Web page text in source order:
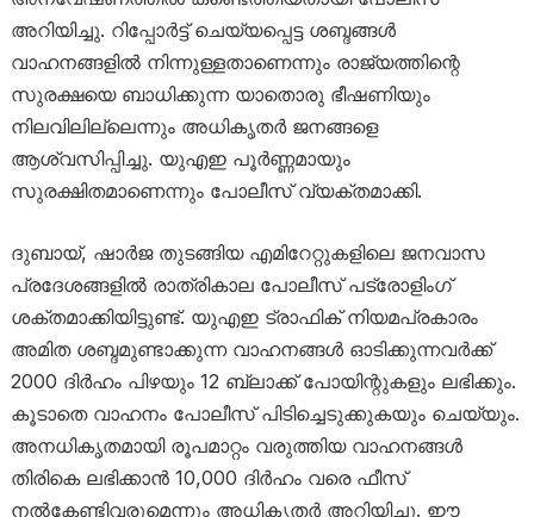
അറിയിച്ചു. റിപ്പോർട്ട് ചെയ്യപ്പെട്ട ശബ്ദങ്ങൾ
വാഹനങ്ങളിൽ നിന്നുള്ളതാണെന്നും രാജ്യത്തിന്റെ
സുരക്ഷയെ ബാധിക്കുന്ന യാതൊരു ഭീഷണിയും
നിലവിലില്ലെന്നും അധികൃതർ ജനങ്ങളെ
ആശ്വസിപ്പിച്ചു. യുഎഇ പൂർണ്ണമായും
സുരക്ഷിതമാണെന്നും പോലീസ് വ്യക്തമാക്കി.
ദുബായ്, ഷാർജ തുടങ്ങിയ എമിറേറ്റുകളിലെ ജനവാസ
പ്രദേശങ്ങളിൽ രാത്രികാല പോലീസ് പട്രോളിംഗ്
ശക്തമാക്കിയിട്ടുണ്ട്. യുഎഇ ട്രാഫിക് നിയമപ്രകാരം
അമിത ശബ്ദമുണ്ടാക്കുന്ന വാഹനങ്ങൾ ഓടിക്കുന്നവർക്ക്
2000 ദിർഹം പിഴയും 12 ബ്ലാക്ക് പോയിന്റുകളും ലഭിക്കും.
കൂടാതെ വാഹനം പോലീസ് പിടിച്ചെടുക്കുകയും ചെയ്യും.
അനധികൃതമായി രൂപമാറ്റം വരുത്തിയ വാഹനങ്ങൾ
തിരികെ ലഭിക്കാൻ 10,000 ദിർഹം വരെ ഫീസ്
നൽകേണ്ടിവരുമെന്നും അധികൃതർ അറിയിച്ചു. ഈ